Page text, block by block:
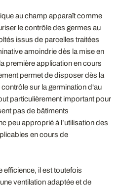
au champ apparaît comme
le contrôle des germes au
issus de parcelles traitées
amoindrie dès la mise en
première application en cours
permet de disposer dès la
sur la germination d'au
particulièrement important pour
pas de bâtiments
peu approprié à l’utilisation des
en cours de
efficience, il est toutefois
ventilation adaptée et de